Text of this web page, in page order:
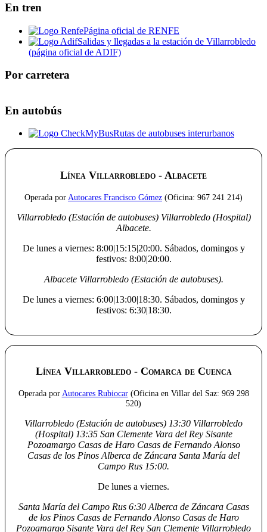
En tren
Página oficial de RENFE
Salidas y llegadas a la estación de Villarrobledo
(página oficial de ADIF)
Por carretera
+
En autobús
Rutas de autobuses interurbanos
Línea Villarrobledo - Albacete
Operada por Autocares Francisco Gómez (Oficina: 967 241 214)
Villarrobledo (Estación de autobuses) Villarrobledo (Hospital)
Albacete.
De lunes a viernes: 8:00|15:15|20:00. Sábados, domingos y
festivos: 8:00|20:00.
Albacete Villarrobledo (Estación de autobuses).
De lunes a viernes: 6:00|13:00|18:30. Sábados, domingos y
festivos: 6:30|18:30.
Línea Villarrobledo - Comarca de Cuenca
Operada por Autocares Rubiocar(Oficina en Villar del Saz: 969 298
520)
Villarrobledo (Estación de autobuses) 13:30 Villarrobledo
(Hospital) 13:35 San Clemente Vara del Rey Sisante
Pozoamargo Casas de Haro Casas de Fernando Alonso
Casas de los Pinos Alberca de Záncara Santa María del
Campo Rus 15:00.
De lunes a viernes.
Santa María del Campo Rus 6:30 Alberca de Záncara Casas
de los Pinos Casas de Fernando Alonso Casas de Haro
Pozoamargo Sisante Vara del Rey San Clemente Villarrobledo